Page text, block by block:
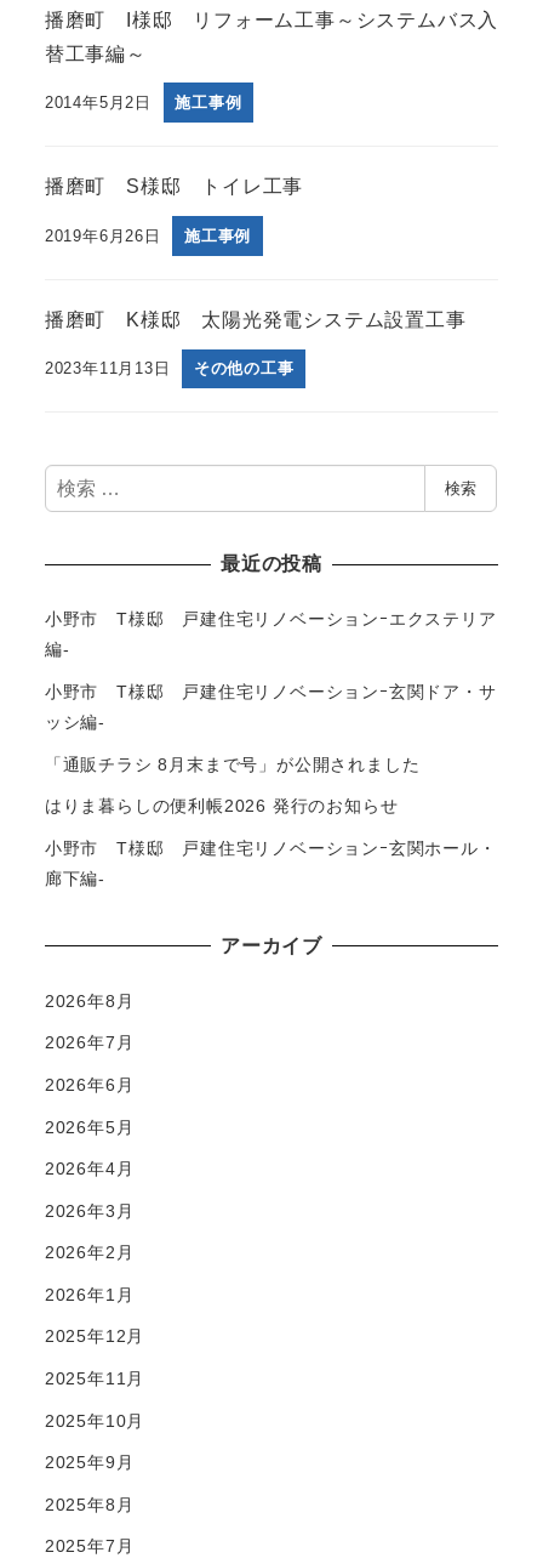
播磨町 I様邸 リフォーム工事～システムバス入
替工事編～
2014年5月2日 施工事例
播磨町 S様邸 トイレ工事
2019年6月26日 施工事例
播磨町 K様邸 太陽光発電システム設置工事
2023年11月13日 その他の工事
検
索
検索
最近の投稿
小野市 T様邸 戸建住宅リノベーションｰエクステリア
編-
小野市 T様邸 戸建住宅リノベーションｰ玄関ドア・サ
ッシ編-
「通販チラシ 8月末まで号」が公開されました
はりま暮らしの便利帳2026 発行のお知らせ
小野市 T様邸 戸建住宅リノベーションｰ玄関ホール・
廊下編-
アーカイブ
2026年8月
2026年7月
2026年6月
2026年5月
2026年4月
2026年3月
2026年2月
2026年1月
2025年12月
2025年11月
2025年10月
2025年9月
2025年8月
2025年7月